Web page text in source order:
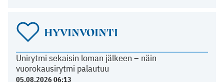
HYVINVOINTI
Unirytmi sekaisin loman jälkeen – näin
vuorokausirytmi palautuu
05.08.2026 06:13